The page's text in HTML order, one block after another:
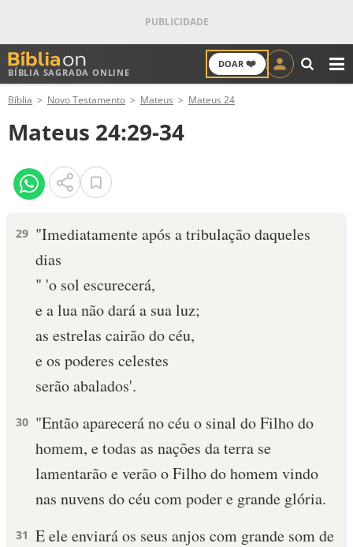
BÍBLIA SAGRADA ONLINE
DOAR ❤️
ANTIGO TESTAMENTO
NOVO TESTAMENTO
VERSÍCULOS
PALAVRA DO DIA
SALMO DO DIA
DEVOCIONAL DIÁRIO
10 MANDAMENTOS
ESTUDOS BÍBLICOS
TEMAS
PERGUNTE À BÍBLIA
Bíblia Novo Testamento Mateus Mateus 24
Mateus 24:29-34
29 "Imediatamente após a tribulação daqueles
dias
" 'o sol escurecerá,
e a lua não dará a sua luz;
as estrelas cairão do céu,
e os poderes celestes
serão abalados'.
30 "Então aparecerá no céu o sinal do Filho do
homem, e todas as nações da terra se
lamentarão e verão o Filho do homem vindo
nas nuvens do céu com poder e grande glória.
31 E ele enviará os seus anjos com grande som de